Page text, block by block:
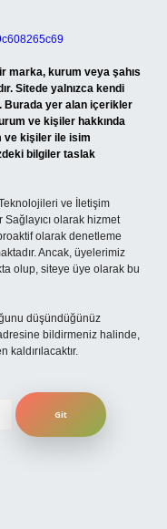
marka, kurum veya şahıs
Sitede yalnızca kendi
Burada yer alan içerikler
ve kişiler hakkında
ve kişiler ile isim
bilgiler taslak
ve İletişim
Sağlayıcı olarak hizmet
olarak denetleme
Ancak, üyelerimiz
olup, siteye üye olarak bu
düşündüğünüz
bildirmeniz halinde,